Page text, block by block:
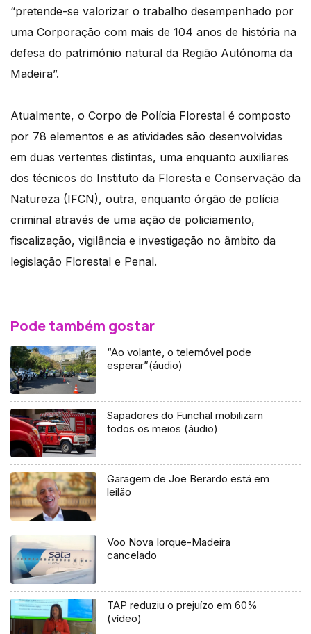
“pretende-se valorizar o trabalho desempenhado por
uma Corporação com mais de 104 anos de história na
defesa do património natural da Região Autónoma da
Madeira”.
Atualmente, o Corpo de Polícia Florestal é composto
por 78 elementos e as atividades são desenvolvidas
em duas vertentes distintas, uma enquanto auxiliares
dos técnicos do Instituto da Floresta e Conservação da
Natureza (IFCN), outra, enquanto órgão de polícia
criminal através de uma ação de policiamento,
fiscalização, vigilância e investigação no âmbito da
legislação Florestal e Penal.
Pode também gostar
“Ao volante, o telemóvel pode
esperar”(áudio)
Sapadores do Funchal mobilizam
todos os meios (áudio)
Garagem de Joe Berardo está em
leilão
Voo Nova Iorque-Madeira
cancelado
TAP reduziu o prejuízo em 60%
(vídeo)